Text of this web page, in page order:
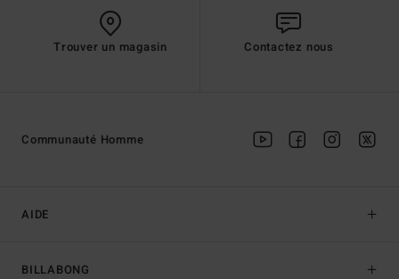
Trouver un magasin Contactez nous
AIDE
BILLABONG
Communauté Homme